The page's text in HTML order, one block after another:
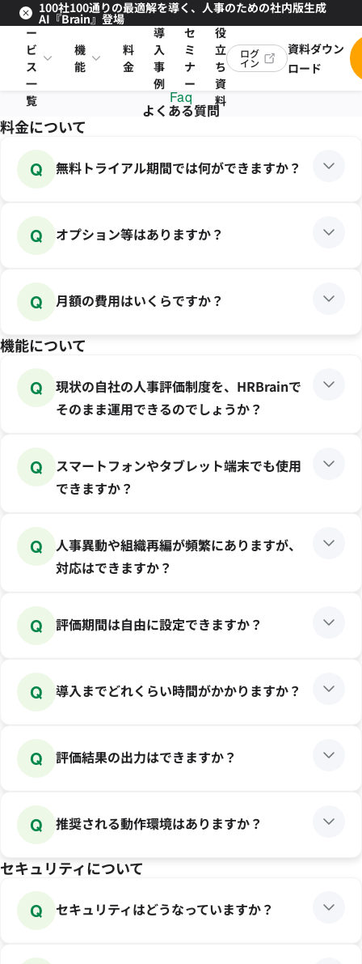
100社100通りの最適解を導く、人事のための社内版生成
AI『Brain』登場
サ
ー
ビ
ス
一
覧
機
能
料
金
導
入
事
例
セ
ミ
ナ
ー
お
役
立
ち
資
料
ログ
イン
資料ダウン
ロード
Faq
よくある質問
料金について
Q 無料トライアル期間では何ができますか？
Q オプション等はありますか？
Q 月額の費用はいくらですか？
機能について
Q
現状の自社の人事評価制度を、HRBrainで
そのまま運用できるのでしょうか？
Q
スマートフォンやタブレット端末でも使用
できますか？
Q
人事異動や組織再編が頻繁にありますが、
対応はできますか？
Q 評価期間は自由に設定できますか？
Q 導入までどれくらい時間がかかりますか？
Q 評価結果の出力はできますか？
Q 推奨される動作環境はありますか？
セキュリティについて
Q セキュリティはどうなっていますか？